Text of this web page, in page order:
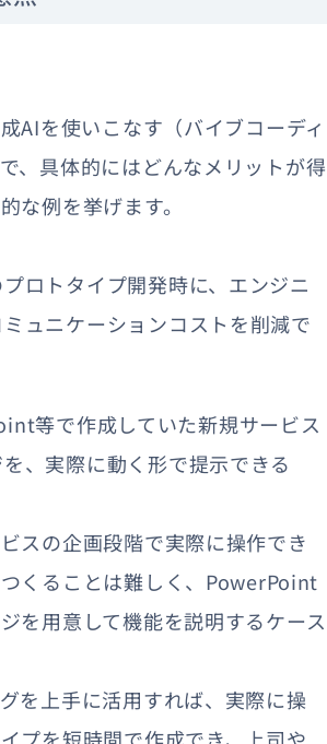
AIを使いこなす（バイブコーディ
、具体的にはどんなメリットが得
な例を挙げます。
ロトタイプ開発時に、エンジニ
ュニケーションコストを削減で
等で作成していた新規サービス
、実際に動く形で提示できる
スの企画段階で実際に操作でき
くることは難しく、PowerPoint
を用意して機能を説明するケース
を上手に活用すれば、実際に操